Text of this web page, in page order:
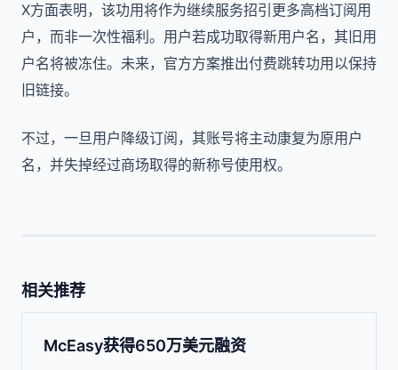
X方面表明，该功用将作为继续服务招引更多高档订阅用
户，而非一次性福利。用户若成功取得新用户名，其旧用
户名将被冻住。未来，官方方案推出付费跳转功用以保持
旧链接。
不过，一旦用户降级订阅，其账号将主动康复为原用户
名，并失掉经过商场取得的新称号使用权。
相关推荐
McEasy获得650万美元融资